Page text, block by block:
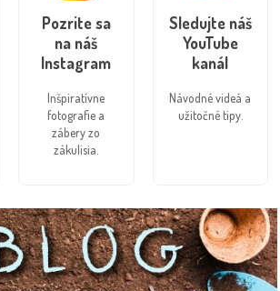
Pozrite sa
na náš
Instagram
Inšpiratívne
fotografie a
zábery zo
zákulisia.
Sledujte náš
YouTube
kanál
Návodné videá a
užitočné tipy.